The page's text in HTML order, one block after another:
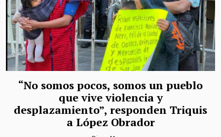
“No somos pocos, somos un pueblo
que vive violencia y
desplazamiento”, responden Triquis
a López Obrador